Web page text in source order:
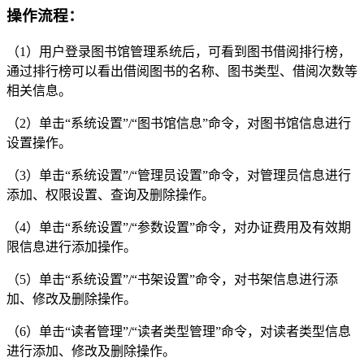
操作流程：
（1）用户登录图书馆管理系统后，可看到图书借阅排行榜，
通过排行榜可以看出借阅图书的名称、图书类型、借阅次数等
相关信息。
（2）单击“系统设置”/“图书馆信息”命令，对图书馆信息进行
设置操作。
（3）单击“系统设置”/“管理员设置”命令，对管理员信息进行
添加、权限设置、查询及删除操作。
（4）单击“系统设置”/“参数设置”命令，对办证费用及有效期
限信息进行添加操作。
（5）单击“系统设置”/“书架设置”命令，对书架信息进行添
加、修改及删除操作。
（6）单击“读者管理”/“读者类型管理”命令，对读者类型信息
进行添加、修改及删除操作。